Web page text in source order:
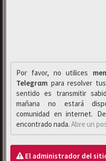
Por favor, no utilices
Telegrαm para resolver
sentido es transmitir
mañana no estará
comunidad en internet.
encontrado nada. Abre un
El administrador del